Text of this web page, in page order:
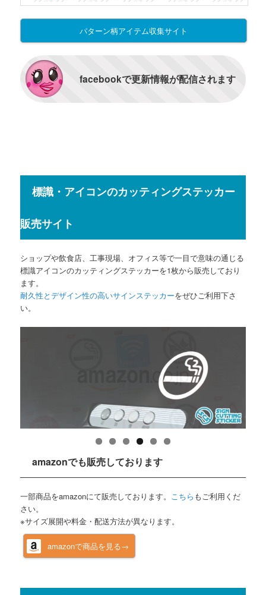
パターン柄アイテム収集サイト
facebookで更新情報が配信されます
標識・アイコンのカッティングステッカー
販売サイト
ショップや飲食店、工事現場、オフィス等で一目で意味の通じる
標識アイコンのカッティングステッカーを1枚から販売しており
ます。
耐久性とデザイン性の高いサインステッカーをぜひご利用下さ
い。
amazonでも販売しております
一部商品をamazonにて販売しております。 こちら もご利用くだ
さい。
※サイズ展開や料金・配送方法が異なります。
amazonで商品を見る→